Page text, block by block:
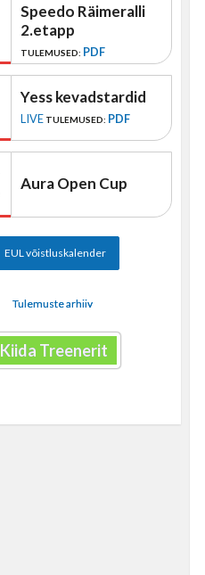
Speedo Räimeralli
2.etapp
TULEMUSED: PDF
Yess kevadstardid
LIVE TULEMUSED: PDF
Aura Open Cup
EUL võistluskalender
Tulemuste arhiiv
Kiida Treenerit